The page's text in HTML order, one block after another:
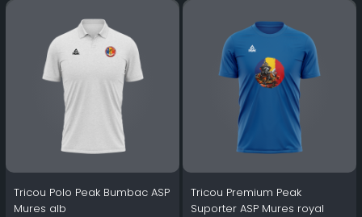
Tricou Polo Peak Bumbac ASP
Mures alb
Tricou Premium Peak
Suporter ASP Mures royal